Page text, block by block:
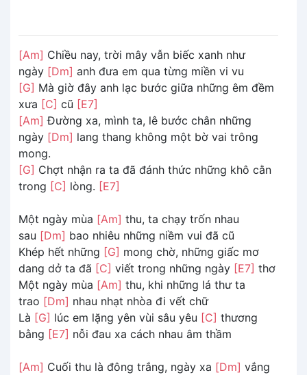
[Am] Chiều nay, trời mây vẫn biếc xanh như
ngày [Dm] anh đưa em qua từng miền vi vu
[G] Mà giờ đây anh lạc bước giữa những êm đềm
xưa [C] cũ [E7]
[Am] Đường xa, mình ta, lê bước chân những
ngày [Dm] lang thang không một bờ vai trông
mong.
[G] Chợt nhận ra ta đã đánh thức những khô cằn
trong [C] lòng. [E7]
Một ngày mùa [Am] thu, ta chạy trốn nhau
sau [Dm] bao nhiêu những niềm vui đã cũ
Khép hết những [G] mong chờ, những giấc mơ
dang dở ta đã [C] viết trong những ngày [E7] thơ
Một ngày mùa [Am] thu, khi những lá thư ta
trao [Dm] nhau nhạt nhòa đi vết chữ
Là [G] lúc em lặng yên vùi sâu yêu [C] thương
bằng [E7] nỗi đau xa cách nhau âm thầm
[Am] Cuối thu là đông trắng, ngày xa [Dm] vắng